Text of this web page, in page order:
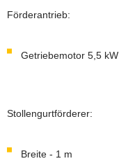
Förderantrieb:
Getriebemotor 5,5 kW
Stollengurtförderer:
Breite - 1 m